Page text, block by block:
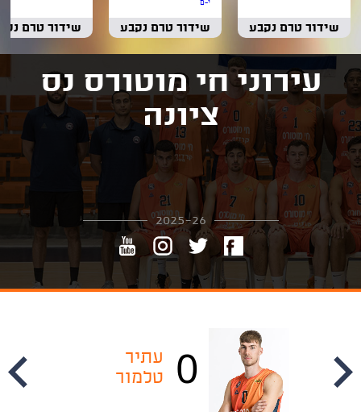
שידור טרם נקבע שידור טרם נקבע שידור טרם
עירוני חי מוטורס נס
ציונה
2025-26
0
עתיר
טלמור